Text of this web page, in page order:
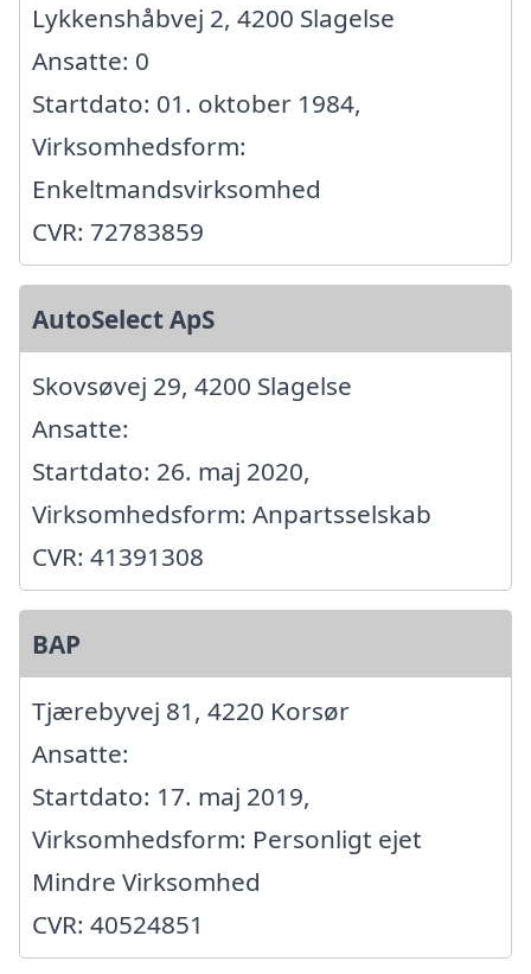
Lykkenshåbvej 2, 4200 Slagelse
Ansatte: 0
Startdato: 01. oktober 1984,
Virksomhedsform:
Enkeltmandsvirksomhed
CVR: 72783859
AutoSelect ApS
Skovsøvej 29, 4200 Slagelse
Ansatte:
Startdato: 26. maj 2020,
Virksomhedsform: Anpartsselskab
CVR: 41391308
BAP
Tjærebyvej 81, 4220 Korsør
Ansatte:
Startdato: 17. maj 2019,
Virksomhedsform: Personligt ejet
Mindre Virksomhed
CVR: 40524851